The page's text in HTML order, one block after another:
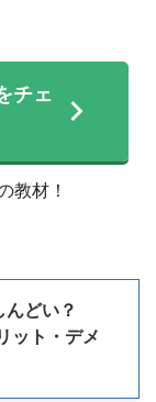
チェ
教材！
どい？
ット・デメ